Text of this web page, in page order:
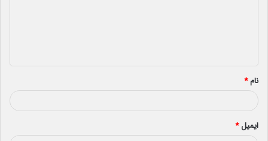
*
نام*
ایمیل*